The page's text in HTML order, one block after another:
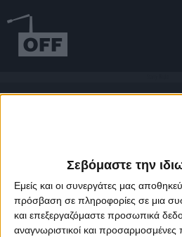
Σεβόμαστε την
Εμείς και οι συνεργάτες μας
πρόσβαση σε πληροφορίες σε μια
και επεξεργαζόμαστε προσωπικά
αναγνωριστικοί και
About Offradio Business Class Terms